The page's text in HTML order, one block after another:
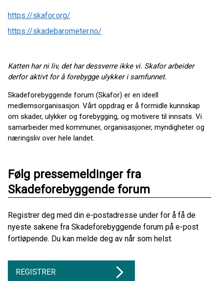
https://skafor.org/
https://skadebarometer.no/
Katten har ni liv, det har dessverre ikke vi. Skafor arbeider
derfor aktivt for å forebygge ulykker i samfunnet.
Skadeforebyggende forum (Skafor) er en ideell
medlemsorganisasjon. Vårt oppdrag er å formidle kunnskap
om skader, ulykker og forebygging, og motivere til innsats. Vi
samarbeider med kommuner, organisasjoner, myndigheter og
næringsliv over hele landet.
Følg pressemeldinger fra
Skadeforebyggende forum
Registrer deg med din e-postadresse under for å få de
nyeste sakene fra Skadeforebyggende forum på e-post
fortløpende. Du kan melde deg av når som helst.
REGISTRER